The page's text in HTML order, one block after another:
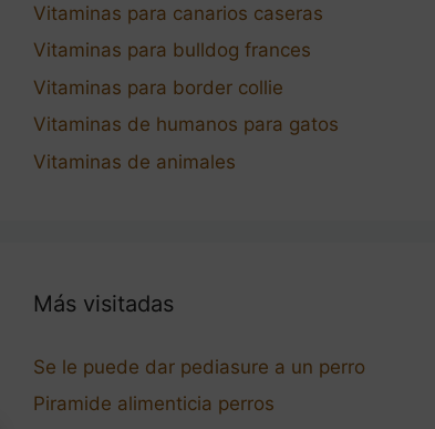
Vitaminas para canarios caseras
Vitaminas para bulldog frances
Vitaminas para border collie
Vitaminas de humanos para gatos
Vitaminas de animales
Más visitadas
Se le puede dar pediasure a un perro
Piramide alimenticia perros